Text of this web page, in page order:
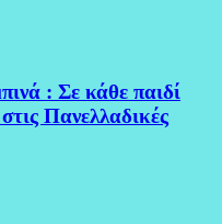
: Σε κάθε παιδί
Πανελλαδικές